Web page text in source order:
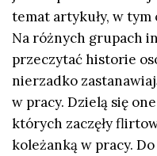
temat artykuły, w
Na różnych grupach
przeczytać historie
nierzadko
w pracy. Dzielą się
których zaczęły
koleżanką w pracy.